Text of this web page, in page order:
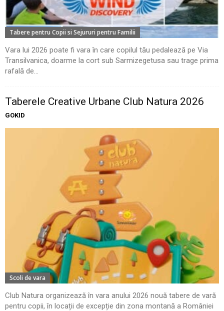
Tabere pentru Copii si Sejururi pentru Familii
Vara lui 2026 poate fi vara în care copilul tău pedalează pe Via
Transilvanica, doarme la cort sub Sarmizegetusa sau trage prima
rafală de...
Taberele Creative Urbane Club Natura 2026
GOKID
Scoli de vara
Club Natura organizează în vara anului 2026 nouă tabere de vară
pentru copii, în locații de excepție din zona montană a României